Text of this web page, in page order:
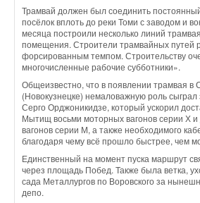
Трамвай должен был соединить
посёлок вплоть до реки Томи с заводом и
месяца построили несколько линий
помещения. Строители трамвайных путей
форсированным темпом. Строительству
многочисленные рабочие субботники».
Общеизвестно, что в появлении трамвая в
(Новокузнецке) немаловажную роль
Серго Орджоникидзе, который ускорил
Мытищ восьми моторных вагонов серии Х
вагонов серии М, а также необходимого
благодаря чему всё прошло быстрее, чем
Единственный на момент пуска маршрут
через площадь Побед. Также была ветка,
сада Металлургов по Воровского за
депо.